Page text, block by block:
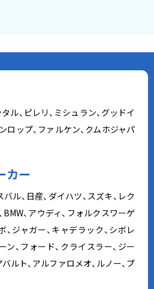
ル、ピレリ、ミシュラン、グッドイ
ロップ、ファルケン、クムホジャパ
カー
バル、日産、ダイハツ、スズキ、レク
BMW、アウディ、フォルクスワーゲ
、ジャガー、キャデラック、シボレ
ン、フォード、クライスラー、ジー
バルト、アルファロメオ、ルノー、プ